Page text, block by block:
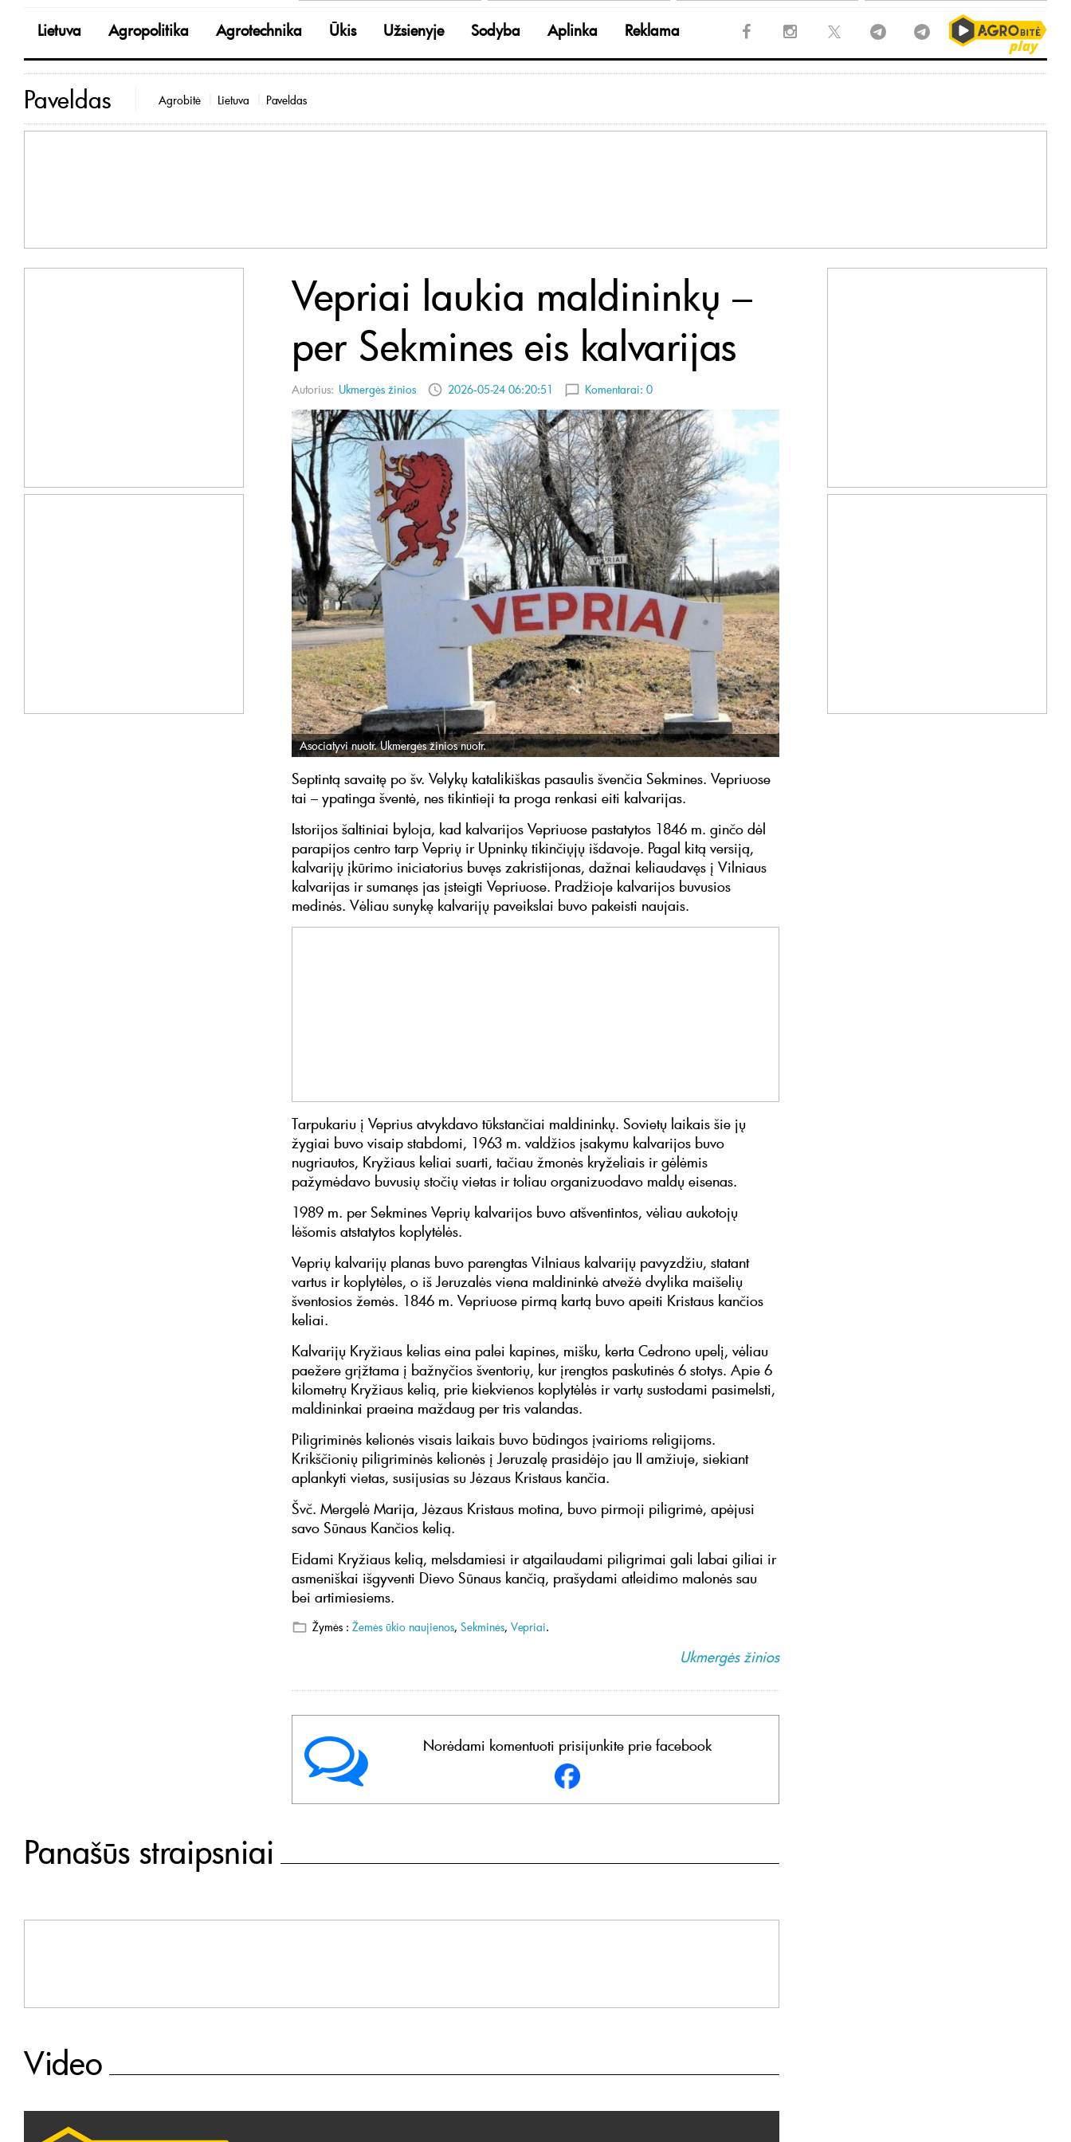
Lietuva Agropolitika Agrotechnika Ūkis Užsienyje Sodyba Aplinka Reklama
Paveldas Agrobitė Lietuva Paveldas
Vepriai laukia maldininkų –
per Sekmines eis kalvarijas
Autorius: Ukmergės žinios 2026-05-24 06:20:51 Komentarai: 0
Asociatyvi nuotr. Ukmergės žinios nuotr.
Septintą savaitę po šv. Velykų katalikiškas pasaulis švenčia Sekmines. Vepriuose
tai – ypatinga šventė, nes tikintieji ta proga renkasi eiti kalvarijas.
Istorijos šaltiniai byloja, kad kalvarijos Vepriuose pastatytos 1846 m. ginčo dėl
parapijos centro tarp Veprių ir Upninkų tikinčiųjų išdavoje. Pagal kitą versiją,
kalvarijų įkūrimo iniciatorius buvęs zakristijonas, dažnai keliaudavęs į Vilniaus
kalvarijas ir sumanęs jas įsteigti Vepriuose. Pradžioje kalvarijos buvusios
medinės. Vėliau sunykę kalvarijų paveikslai buvo pakeisti naujais.
Tarpukariu į Veprius atvykdavo tūkstančiai maldininkų. Sovietų laikais šie jų
žygiai buvo visaip stabdomi, 1963 m. valdžios įsakymu kalvarijos buvo
nugriautos, Kryžiaus keliai suarti, tačiau žmonės kryželiais ir gėlėmis
pažymėdavo buvusių stočių vietas ir toliau organizuodavo maldų eisenas.
1989 m. per Sekmines Veprių kalvarijos buvo atšventintos, vėliau aukotojų
lėšomis atstatytos koplytėlės.
Veprių kalvarijų planas buvo parengtas Vilniaus kalvarijų pavyzdžiu, statant
vartus ir koplytėles, o iš Jeruzalės viena maldininkė atvežė dvylika maišelių
šventosios žemės. 1846 m. Vepriuose pirmą kartą buvo apeiti Kristaus kančios
keliai.
Kalvarijų Kryžiaus kelias eina palei kapines, mišku, kerta Cedrono upelį, vėliau
paežere grįžtama į bažnyčios šventorių, kur įrengtos paskutinės 6 stotys. Apie 6
kilometrų Kryžiaus kelią, prie kiekvienos koplytėlės ir vartų sustodami pasimelsti,
maldininkai praeina maždaug per tris valandas.
Piligriminės kelionės visais laikais buvo būdingos įvairioms religijoms.
Krikščionių piligriminės kelionės į Jeruzalę prasidėjo jau II amžiuje, siekiant
aplankyti vietas, susijusias su Jėzaus Kristaus kančia.
Švč. Mergelė Marija, Jėzaus Kristaus motina, buvo pirmoji piligrimė, apėjusi
savo Sūnaus Kančios kelią.
Eidami Kryžiaus kelią, melsdamiesi ir atgailaudami piligrimai gali labai giliai ir
asmeniškai išgyventi Dievo Sūnaus kančią, prašydami atleidimo malonės sau
bei artimiesiems.
Žymės : Žemės ūkio naujienos, Sekminės, Vepriai.
Ukmergės žinios
Norėdami komentuoti prisijunkite prie facebook
Panašūs straipsniai
Video